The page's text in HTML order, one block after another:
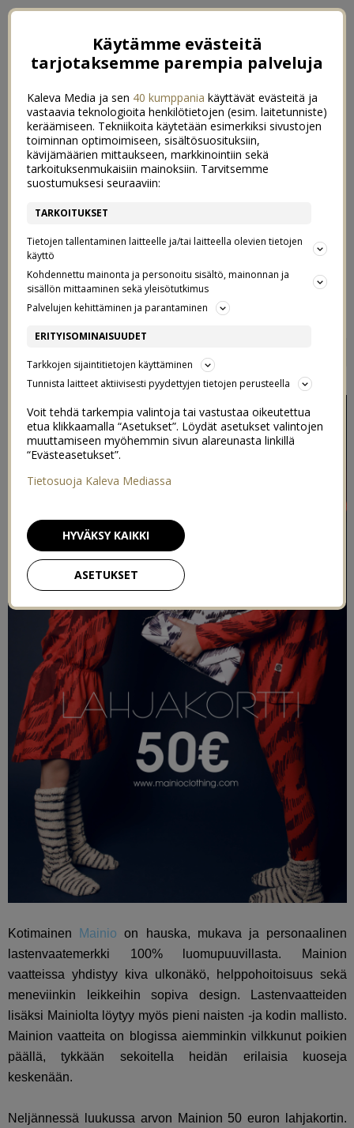
3 – IVANA HELSINKI
4 – MAINIO
4/12/2015
Kotimainen Mainio on hauska, mukava ja personaalinen
lastenvaatemerkki 100% luomupuuvillasta. Mainion
vaatteissa yhdistyy kiva ulkonäkö, helppohoitoisuus sekä
meneviinkin leikkeihin sopiva design. Lastenvaatteiden
lisäksi Mainiolta löytyy myös pieni naisten -ja kodin mallisto.
Mainion vaatteita on blogissa aiemminkin vilkkunut poikien
päällä, tykkään sekoitella heidän erilaisia kuoseja
keskenään.
Neljännessä luukussa arvon Mainion 50 euron lahjakortin.
Käytämme evästeitä
tarjotaksemme parempia palveluja
Kaleva Media ja sen 40 kumppania käyttävät evästeitä ja
vastaavia teknologioita henkilötietojen (esim. laitetunniste)
keräämiseen. Tekniikoita käytetään esimerkiksi sivustojen
toiminnan optimoimiseen, sisältösuosituksiin,
kävijämäärien mittaukseen, markkinointiin sekä
tarkoituksenmukaisiin mainoksiin. Tarvitsemme
suostumuksesi seuraaviin:
TARKOITUKSET
Tietojen tallentaminen laitteelle ja/tai laitteella olevien tietojen
käyttö
Kohdennettu mainonta ja personoitu sisältö, mainonnan ja
sisällön mittaaminen sekä yleisötutkimus
Palvelujen kehittäminen ja parantaminen
ERITYISOMINAISUUDET
Tarkkojen sijaintitietojen käyttäminen
Tunnista laitteet aktiivisesti pyydettyjen tietojen perusteella
Voit tehdä tarkempia valintoja tai vastustaa oikeutettua
etua klikkaamalla “Asetukset”. Löydät asetukset valintojen
muuttamiseen myöhemmin sivun alareunasta linkillä
“Evästeasetukset”.
Tietosuoja Kaleva Mediassa
ASETUKSET
HYVÄKSY KAIKKI